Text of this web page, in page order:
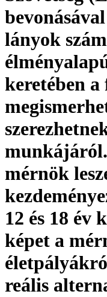
lányok
keretében
mérnök
12 és 18 év
képet a
reális